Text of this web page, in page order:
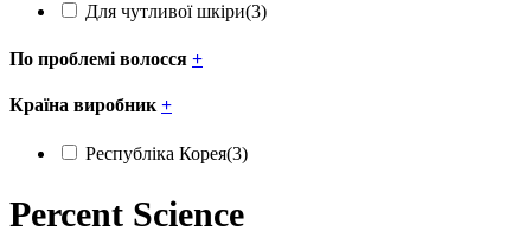
Для чутливої шкіри(3)
По проблемі волосся +
Країна виробник +
Республіка Корея(3)
Percent Science